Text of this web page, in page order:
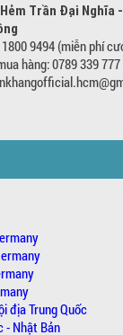
Hẻm Trần Đại Nghĩa
9494 (miễn phí
hàng: 0789 339
địa Trung Quốc
- Nhật Bản